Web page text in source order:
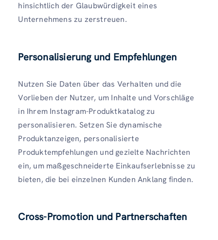
hinsichtlich der Glaubwürdigkeit eines
Unternehmens zu zerstreuen.
Personalisierung und Empfehlungen
Nutzen Sie Daten über das Verhalten und die
Vorlieben der Nutzer, um Inhalte und Vorschläge
in Ihrem Instagram-Produktkatalog zu
personalisieren. Setzen Sie dynamische
Produktanzeigen, personalisierte
Produktempfehlungen und gezielte Nachrichten
ein, um maßgeschneiderte Einkaufserlebnisse zu
bieten, die bei einzelnen Kunden Anklang finden.
Cross-Promotion und Partnerschaften